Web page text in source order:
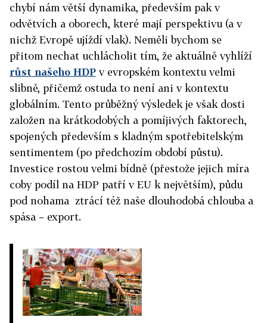
chybí nám větší dynamika, především pak v
odvětvích a oborech, které mají perspektivu (a v
nichž Evropě ujíždí vlak). Neměli bychom se
přitom nechat uchlácholit tím, že aktuálně vyhlíží
růst našeho HDP v evropském kontextu velmi
slibně, přičemž ostuda to není ani v kontextu
globálním. Tento průběžný výsledek je však dosti
založen na krátkodobých a pomíjivých faktorech,
spojených především s kladným spotřebitelským
sentimentem (po předchozím období půstu).
Investice rostou velmi bídně (přestože jejich míra
coby podíl na HDP patří v EU k největším), půdu
pod nohama ztrácí též naše dlouhodobá chlouba a
spása – export.